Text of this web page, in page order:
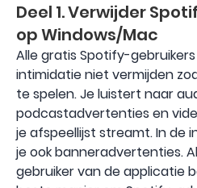
Deel 1. Verwijder
op Windows/Mac
Alle gratis Spotify-
intimidatie niet vermijden
te spelen. Je luistert naar
podcastadvertenties en
je afspeellijst streamt. In de
je ook banneradvertenties.
gebruiker van de applicatie